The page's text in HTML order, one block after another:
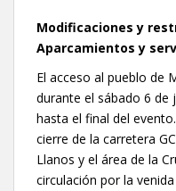
Modificaciones y
Aparcamientos y
El acceso al pueblo de
durante el sábado 6 de
hasta el final del
cierre de la carretera
Llanos y el área de la
circulación por la